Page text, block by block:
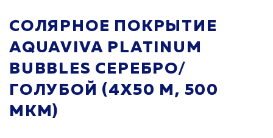
СОЛЯРНОЕ ПОКРЫТИЕ
AQUAVIVA PLATINUM
BUBBLES СЕРЕБРО/
ГОЛУБОЙ (4Х50 М, 500
МКМ)